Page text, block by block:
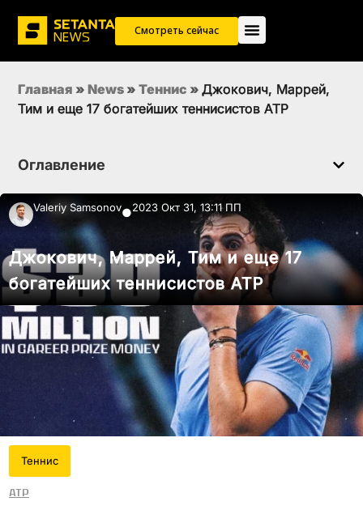
Смотреть сейчас
Главная » News » Теннис » Джокович, Маррей,
Тим и еще 17 богатейших теннисистов ATP
Оглавление
Valeriy Samsonov●2023 Окт 31, 13:11 ПП
Джокович, Маррей, Тим и еще 17
богатейших теннисистов ATP
Теннис
ATP